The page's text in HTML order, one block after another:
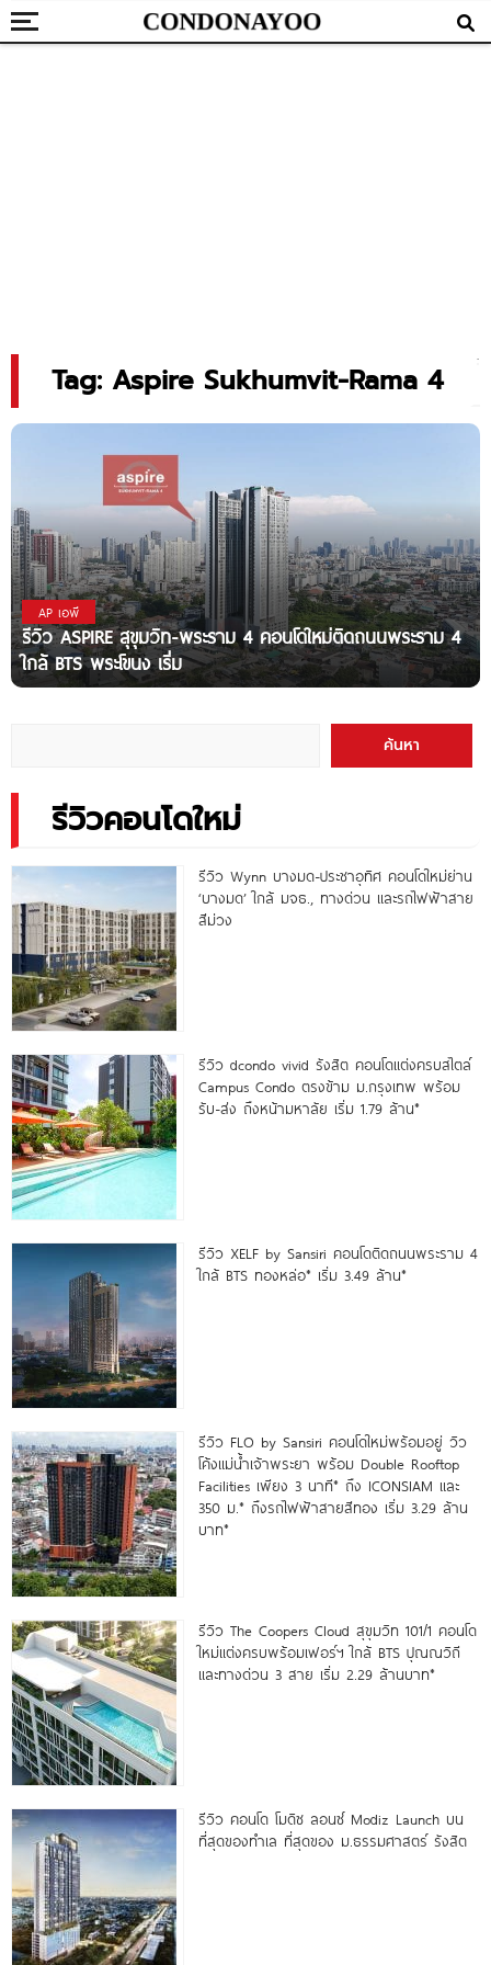
Tag: Aspire Sukhumvit-Rama 4
AP เอพี
รีวิว ASPIRE สุขุมวิท-พระราม 4 คอนโดใหม่ติดถนนพระราม 4
ใกล้ BTS พระโขนง เริ่ม
ค้นหา
รีวิวคอนโดใหม่
รีวิว Wynn บางมด-ประชาอุทิศ คอนโดใหม่ย่าน
‘บางมด’ ใกล้ มจธ., ทางด่วน และรถไฟฟ้าสาย
สีม่วง
รีวิว dcondo vivid รังสิต คอนโดแต่งครบสไตล์
Campus Condo ตรงข้าม ม.กรุงเทพ พร้อม
รับ-ส่ง ถึงหน้ามหาลัย เริ่ม 1.79 ล้าน*
รีวิว XELF by Sansiri คอนโดติดถนนพระราม 4
ใกล้ BTS ทองหล่อ* เริ่ม 3.49 ล้าน*
รีวิว FLO by Sansiri คอนโดใหม่พร้อมอยู่ วิว
โค้งแม่น้ำเจ้าพระยา พร้อม Double Rooftop
Facilities เพียง 3 นาที* ถึง ICONSIAM และ
350 ม.* ถึงรถไฟฟ้าสายสีทอง เริ่ม 3.29 ล้าน
บาท*
รีวิว The Coopers Cloud สุขุมวิท 101/1 คอนโด
ใหม่แต่งครบพร้อมเฟอร์ฯ ใกล้ BTS ปุณณวิถี
และทางด่วน 3 สาย เริ่ม 2.29 ล้านบาท*
รีวิว คอนโด โมดิซ ลอนซ์ Modiz Launch บน
ที่สุดของทำเล ที่สุดของ ม.ธรรมศาสตร์ รังสิต